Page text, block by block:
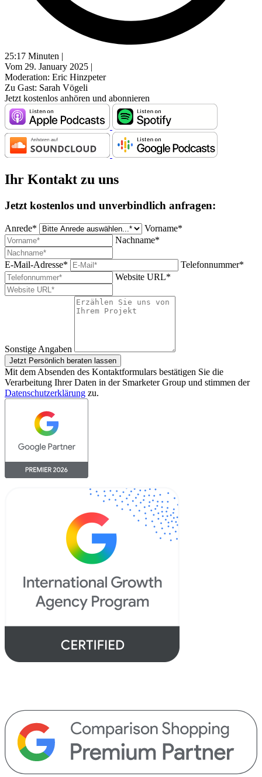
25:17 Minuten |
Vom 29. January 2025 |
Moderation: Eric Hinzpeter
Zu Gast: Sarah Vögeli
Jetzt kostenlos anhören und abonnieren
Ihr Kontakt zu uns
Jetzt kostenlos und unverbindlich anfragen:
Anrede*
Vorname*
Nachname*
E-Mail-Adresse*
Telefonnummer*
Website URL*
Sonstige Angaben
Jetzt Persönlich beraten lassen
Mit dem Absenden des Kontaktformulars bestätigen Sie die
Verarbeitung Ihrer Daten in der Smarketer Group und stimmen der
Datenschutzerklärung zu.